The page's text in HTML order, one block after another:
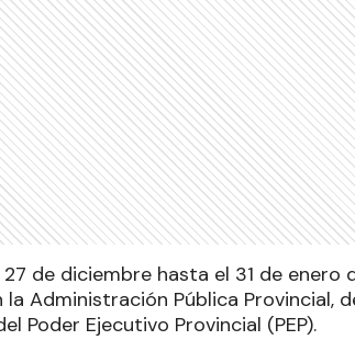
de diciembre hasta el 31 de enero
Administración Pública Provincial,
Poder Ejecutivo Provincial (PEP).